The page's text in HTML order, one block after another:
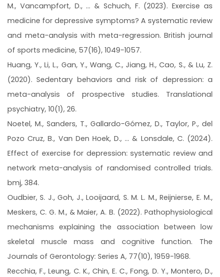
M., Vancampfort, D., ... & Schuch, F. (2023). Exercise as
medicine for depressive symptoms? A systematic review
and meta-analysis with meta-regression. British journal
of sports medicine, 57(16), 1049-1057.
Huang, Y., Li, L., Gan, Y., Wang, C., Jiang, H., Cao, S., & Lu, Z.
(2020). Sedentary behaviors and risk of depression: a
meta-analysis of prospective studies. Translational
psychiatry, 10(1), 26.
Noetel, M., Sanders, T., Gallardo-Gómez, D., Taylor, P., del
Pozo Cruz, B., Van Den Hoek, D., ... & Lonsdale, C. (2024).
Effect of exercise for depression: systematic review and
network meta-analysis of randomised controlled trials.
bmj, 384.
Oudbier, S. J., Goh, J., Looijaard, S. M. L. M., Reijnierse, E. M.,
Meskers, C. G. M., & Maier, A. B. (2022). Pathophysiological
mechanisms explaining the association between low
skeletal muscle mass and cognitive function. The
Journals of Gerontology: Series A, 77(10), 1959-1968.
Recchia, F., Leung, C. K., Chin, E. C., Fong, D. Y., Montero, D.,